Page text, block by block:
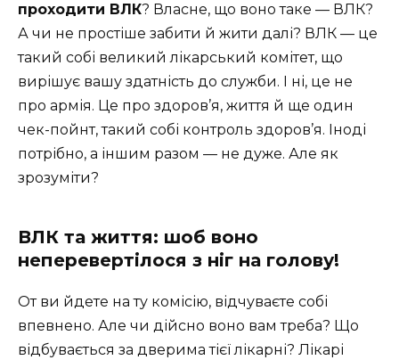
проходити ВЛК? Власне, що воно таке — ВЛК?
А чи не простіше забити й жити далі? ВЛК — це
такий собі великий лікарський комітет, що
вирішує вашу здатність до служби. І ні, це не
про армія. Це про здоров’я, життя й ще один
чек-пойнт, такий собі контроль здоров’я. Іноді
потрібно, а іншим разом — не дуже. Але як
зрозуміти?
ВЛК та життя: шоб воно
неперевертілося з ніг на голову!
От ви йдете на ту комісію, відчуваєте собі
впевнено. Але чи дійсно воно вам треба? Що
відбувається за дверима тієї лікарні? Лікарі